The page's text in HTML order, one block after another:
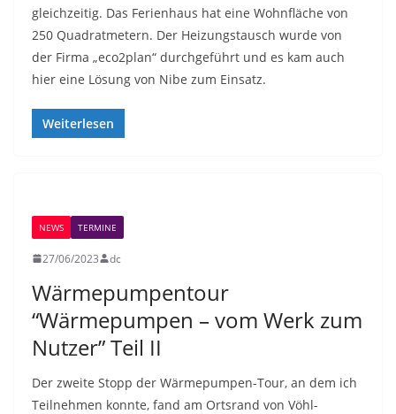
gleichzeitig. Das Ferienhaus hat eine Wohnfläche von
250 Quadratmetern. Der Heizungstausch wurde von
der Firma „eco2plan“ durchgeführt und es kam auch
hier eine Lösung von Nibe zum Einsatz.
Weiterlesen
NEWS TERMINE
27/06/2023 dc
Wärmepumpentour
“Wärmepumpen – vom Werk zum
Nutzer” Teil II
Der zweite Stopp der Wärmepumpen-Tour, an dem ich
Teilnehmen konnte, fand am Ortsrand von Vöhl-